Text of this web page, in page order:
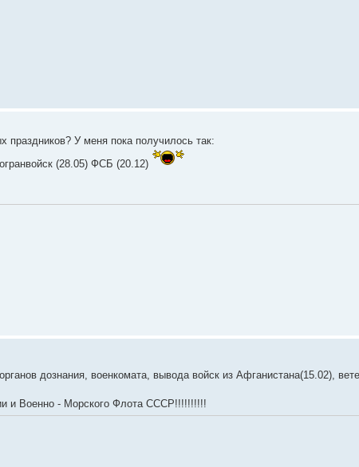
праздников? У меня пока получилось так:
(28.05) ФСБ (20.12)
дознания, военкомата, вывода войск из Афганистана(15.02),
и Военно - Морского Флота СССР!!!!!!!!!!